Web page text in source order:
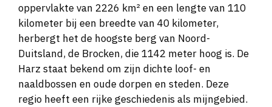
oppervlakte van 2226 km² en een lengte van 110
kilometer bij een breedte van 40 kilometer,
herbergt het de hoogste berg van Noord-
Duitsland, de Brocken, die 1142 meter hoog is. De
Harz staat bekend om zijn dichte loof- en
naaldbossen en oude dorpen en steden. Deze
regio heeft een rijke geschiedenis als mijngebied​​​​​​​​​​.